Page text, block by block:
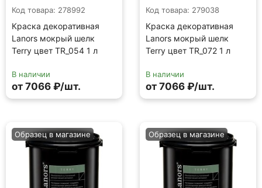
Lanors мокрый шелк
Terry цвет TR_088 1 л
В наличии
от 7066 ₽/шт.
Lanors мокрый шелк
Terry цвет TR_086 1 л
В наличии
от 7066 ₽/шт.